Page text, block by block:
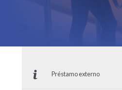
Préstamo externo